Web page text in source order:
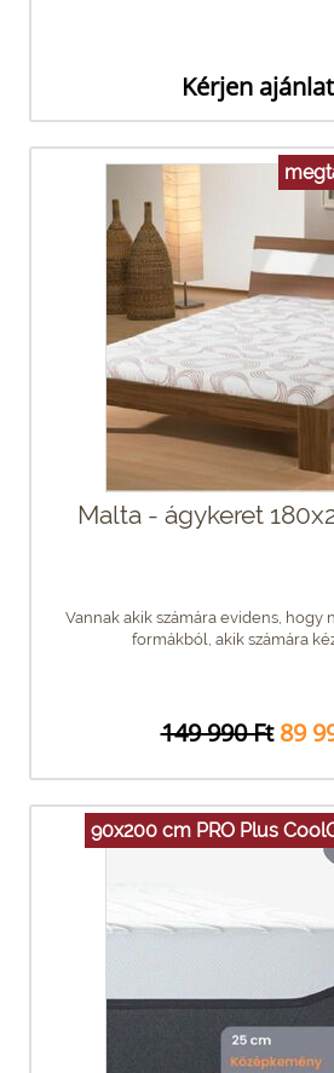
Kérjen
Malta - ágykeret
Vannak akik számára evidens, hogy
formákból, akik számára
149 990 Ft 89
90x200 cm PRO Plus